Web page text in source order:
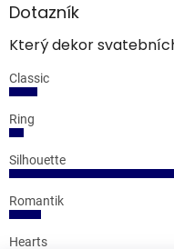
Dotazník
Který dekor
Classic
Ring
Silhouette
Romantik
Hearts